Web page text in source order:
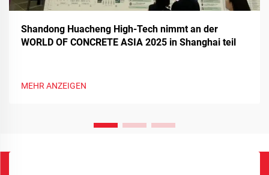
Shandong Huacheng High-Tech nimmt an der
WORLD OF CONCRETE ASIA 2025 in Shanghai teil
MEHR ANZEIGEN